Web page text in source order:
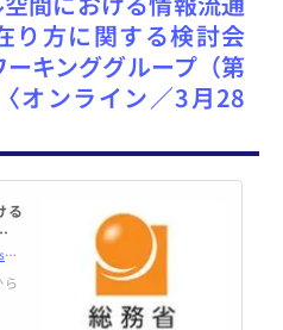
り方に関する検討会
キンググループ（第
オンライン／3月28
る
https://www.soumu.go.jp/main_sosiki/kenkyu/digital_space/02ryutsu02_04000446.html
ら